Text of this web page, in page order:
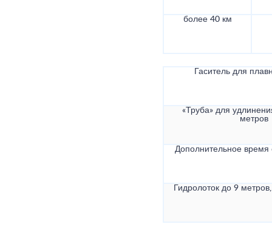
более 40 км
Гаситель для
«Труба» для
метров
Дополнительное
Гидролоток до 9